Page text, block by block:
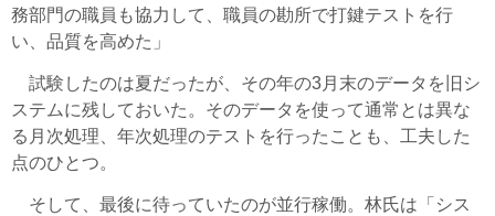
務部門の職員も協力して、職員の勘所で打鍵テストを行
い、品質を高めた」
試験したのは夏だったが、その年の3月末のデータを旧シ
ステムに残しておいた。そのデータを使って通常とは異な
る月次処理、年次処理のテストを行ったことも、工夫した
点のひとつ。
そして、最後に待っていたのが並行稼働。林氏は「シス